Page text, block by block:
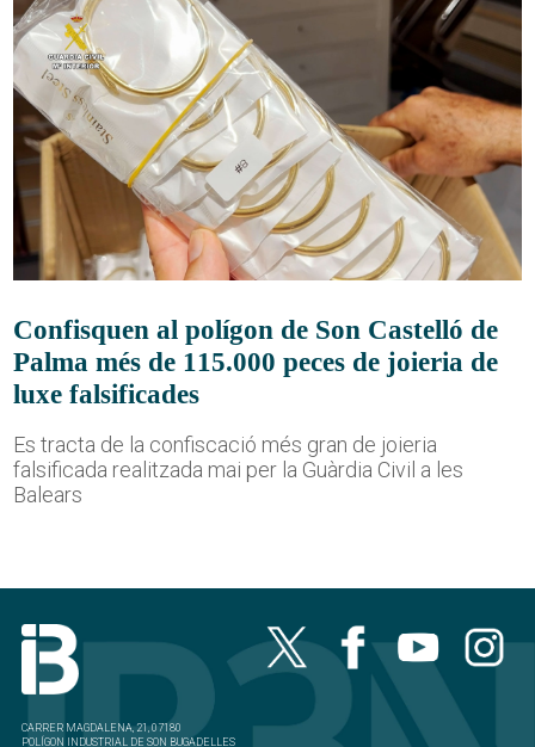
Confisquen al polígon de Son Castelló de
Palma més de 115.000 peces de joieria de
luxe falsificades
Es tracta de la confiscació més gran de joieria
falsificada realitzada mai per la Guàrdia Civil a les
Balears
CARRER MAGDALENA, 21, 07180
POLÍGON INDUSTRIAL DE SON BUGADELLES